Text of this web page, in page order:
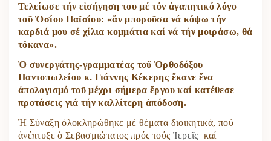
Τελείωσε τήν εἰσήγηση του μέ τόν ἀγαπητικό λόγο
τοῦ Ὁσίου Παϊσίου: «ἄν μποροῦσα νά κόψω τήν
καρδιά μου σέ χίλια κομμάτια καί νά τήν μοιράσω, θά
τὄκανα».
Ὁ συνεργάτης-γραμματέας τοῦ Ὀρθοδόξου
Παντοπωλείου κ. Γιάννης Κέκερης ἔκανε ἕνα
ἀπολογισμό τοῦ μέχρι σήμερα ἔργου καί κατέθεσε
προτάσεις γιά τήν καλλίτερη ἀπόδοση.
Ἡ Σύναξη ὁλοκληρώθηκε μέ θέματα διοικητικά, πού
ἀνέπτυξε ὁ Σεβασμιώτατος πρός τούς Ἱερεῖς καί